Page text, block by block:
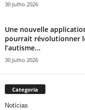
30 Julho 2026
Une nouvelle
pourrait révolutionner
l’autisme...
30 Julho 2026
Categoria
Notícias